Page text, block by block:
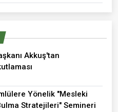
Akkuş'tan
Yönelik "Mesleki
Stratejileri" Semineri